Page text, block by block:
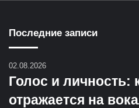
Последние записи
02.08.2026
Голос и личность:
отражается на